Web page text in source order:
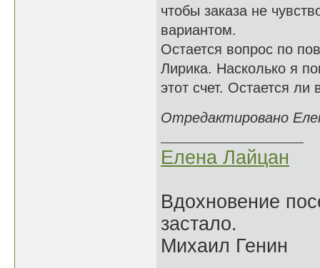
чтобы заказа не
вариантом.
Остается вопрос по
Лирика. Насколько я
этот счет. Остается ли
Отредактировано
Елена Лайцан
Вдохновение
застало.
Михаил Генин